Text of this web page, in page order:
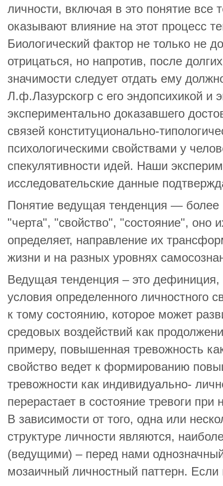
личности, включая в это понятие все
оказывают влияние на этот процесс
Биологический фактор не только не
отрицаться, но напротив, после
значимости следует отдать ему
Л.ф.Лазурскогр с его эндопсихикой и
экспериментально доказавшего
связей конституционально-
психологическими свойствами у
спекулятивности идей. Наши
исследовательские данные
Понятие ведущая тенденция —
"черта", "свойство", "состояние", оно
определяет, направление их
жизни и на разных уровнях
Ведущая тенденция – это
условия определенного личностного
к тому состоянию, которое может
средовых воздействий как
примеру, повышенная тревожность
свойство ведет к формированию
тревожности как индивидуально-
перерастает в состояние тревоги при
В зависимости от того, одна или
структуре личности являются,
(ведущими) – перед нами
мозаичный личностный паттерн. Если